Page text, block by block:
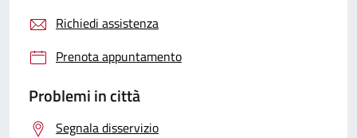
Richiedi assistenza
Prenota appuntamento
Problemi in città
Segnala disservizio